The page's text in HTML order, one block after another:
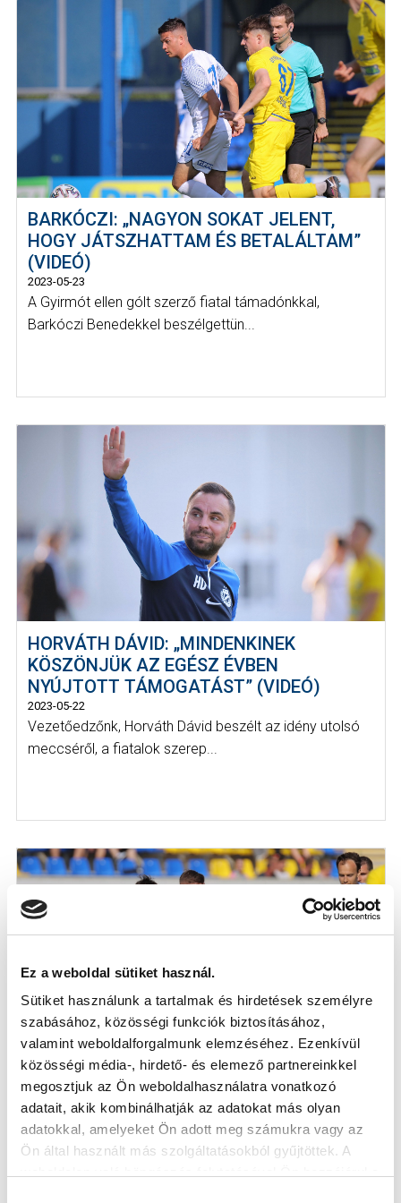
Ez a weboldal sütiket használ.
Sütiket használunk a tartalmak és hirdetések személyre
szabásához, közösségi funkciók biztosításához,
valamint weboldalforgalmunk elemzéséhez. Ezenkívül
közösségi média-, hirdető- és elemező partnereinkkel
megosztjuk az Ön weboldalhasználatra vonatkozó
adatait, akik kombinálhatják az adatokat más olyan
adatokkal, amelyeket Ön adott meg számukra vagy az
Ön által használt más szolgáltatásokból gyűjtöttek. A
BARKÓCZI: „NAGYON SOKAT JELENT,
HOGY JÁTSZHATTAM ÉS BETALÁLTAM”
(VIDEÓ)
2023-05-23
A Gyirmót ellen gólt szerző fiatal támadónkkal,
Barkóczi Benedekkel beszélgettün...
HORVÁTH DÁVID: „MINDENKINEK
KÖSZÖNJÜK AZ EGÉSZ ÉVBEN
NYÚJTOTT TÁMOGATÁST” (VIDEÓ)
2023-05-22
Vezetőedzőnk, Horváth Dávid beszélt az idény utolsó
meccséről, a fiatalok szerep...
GYIRMÓT FC GYŐR - MTK BUDAPEST 1-2
ÖSSZEFOGLALÓ (VIDEÓ)
2023-05-22
A Gyirmót elleni szezonzáró mérkőzés legfontosabb
pillanatai.